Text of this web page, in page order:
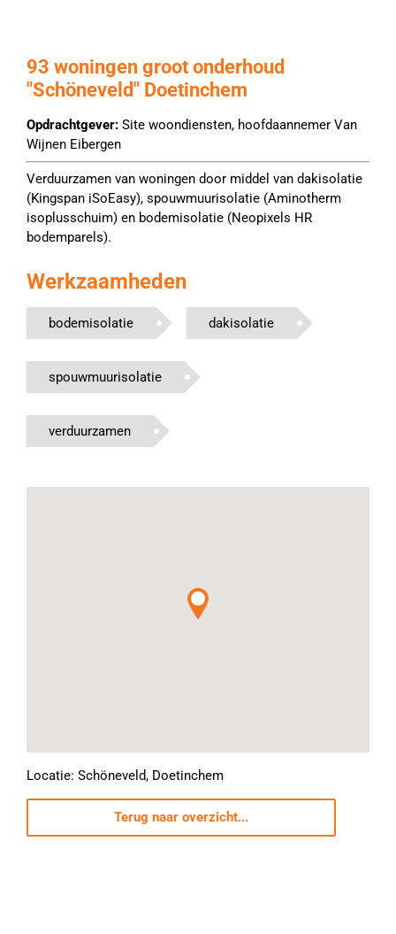
93 woningen groot onderhoud
"Schöneveld" Doetinchem
Opdrachtgever: Site woondiensten, hoofdaannemer Van
Wijnen Eibergen
Verduurzamen van woningen door middel van dakisolatie
(Kingspan iSoEasy), spouwmuurisolatie (Aminotherm
isoplusschuim) en bodemisolatie (Neopixels HR
bodemparels).
Werkzaamheden
bodemisolatie dakisolatie
spouwmuurisolatie
verduurzamen
Locatie: Schöneveld, Doetinchem
Terug naar overzicht...